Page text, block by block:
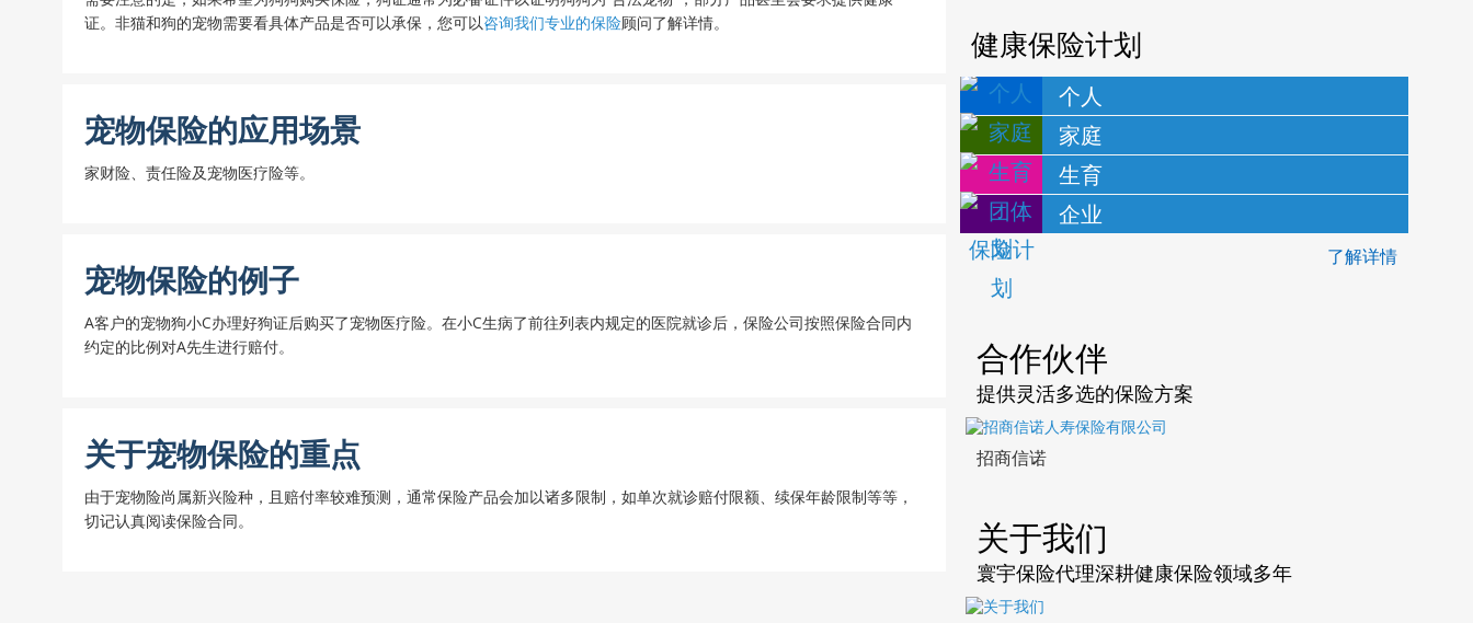
证。非猫和狗的宠物需要看具体产品是否可以承保，您可以咨询我们专业的保险顾问了解详情。
宠物保险的应用场景
家财险、责任险及宠物医疗险等。
宠物保险的例子
A客户的宠物狗小C办理好狗证后购买了宠物医疗险。在小C生病了前往列表内规定的医院就诊后，保险公司按照保险合同内
约定的比例对A先生进行赔付。
关于宠物保险的重点
由于宠物险尚属新兴险种，且赔付率较难预测，通常保险产品会加以诸多限制，如单次就诊赔付限额、续保年龄限制等等，
切记认真阅读保险合同。
健康保险计划
个人
家庭
生育
企业
了解详情
合作伙伴
提供灵活多选的保险方案
招商信诺
关于我们
寰宇保险代理深耕健康保险领域多年